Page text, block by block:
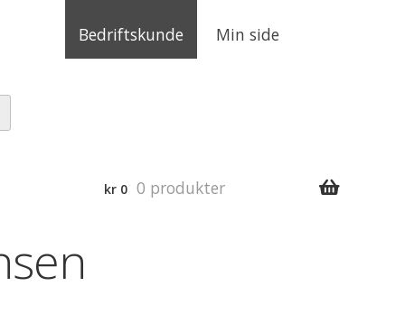
Bedriftskunde Min side
kr 0 0 produkter